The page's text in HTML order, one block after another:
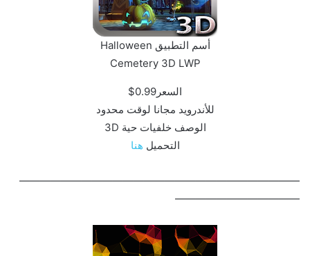
أسم التطبيق Halloween
Cemetery 3D LWP‏
السعر0.99$
للأندرويد مجانا لوقت محدود
الوصف خلفيات حية 3D
التحميل هنا
———————————————————————————
————————————